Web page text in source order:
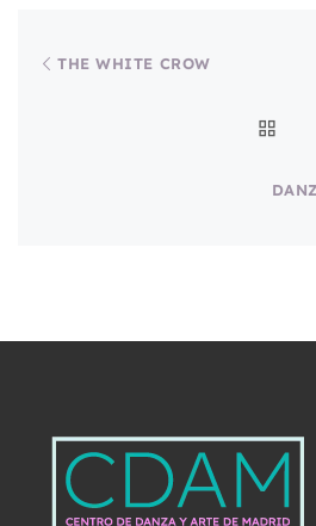
Navegación de
THE WHITE CROW